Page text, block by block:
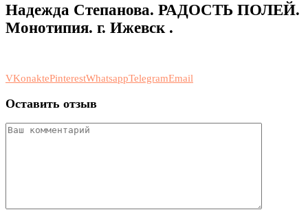
Надежда Степанова. РАДОСТЬ ПОЛЕЙ.
Монотипия. г. Ижевск .
VKonaktePinterestWhatsappTelegramEmail
Оставить отзыв